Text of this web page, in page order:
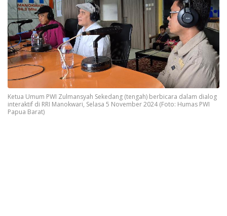
Ketua Umum PWI Zulmansyah Sekedang (tengah) berbicara dalam dialog
interaktif di RRI Manokwari, Selasa 5 November 2024 (Foto: Humas PWI
Papua Barat)